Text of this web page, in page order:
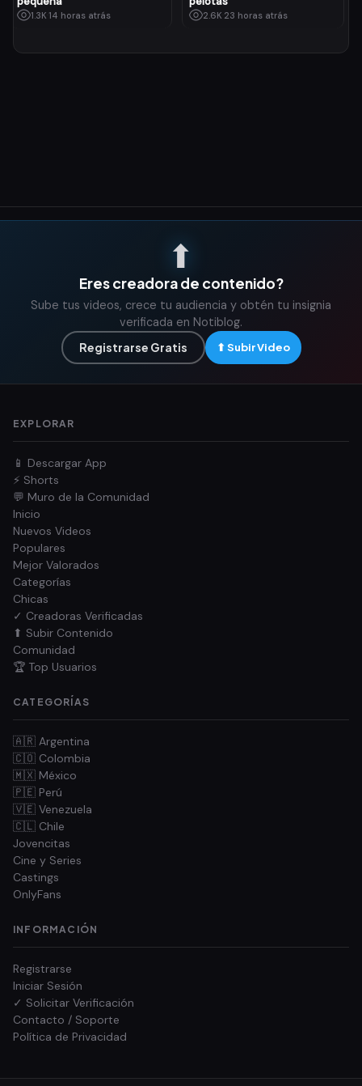
1.3K 14 horas atrás 2.6K 23 horas atrás
⬆
Eres creadora de contenido?
Sube tus videos, crece tu audiencia y obtén tu insignia
verificada en Notiblog.
Registrarse Gratis
⬆ Subir Video
EXPLORAR
📱 Descargar App
⚡ Shorts
💬 Muro de la Comunidad
Inicio
Nuevos Videos
Populares
Mejor Valorados
Categorías
Chicas
✓ Creadoras Verificadas
⬆ Subir Contenido
Comunidad
🏆 Top Usuarios
CATEGORÍAS
🇦🇷 Argentina
🇨🇴 Colombia
🇲🇽 México
🇵🇪 Perú
🇻🇪 Venezuela
🇨🇱 Chile
Jovencitas
Cine y Series
Castings
OnlyFans
INFORMACIÓN
Registrarse
Iniciar Sesión
✓ Solicitar Verificación
Contacto / Soporte
Política de Privacidad